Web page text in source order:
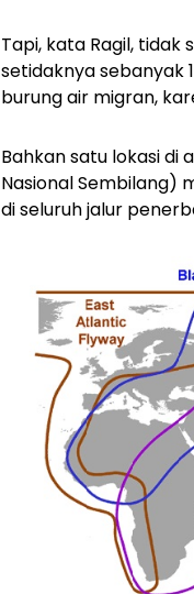
Tapi, kata Ragil, tidak
setidaknya sebanyak
burung air migran,
Bahkan satu lokasi di
Nasional Sembilang)
di seluruh jalur